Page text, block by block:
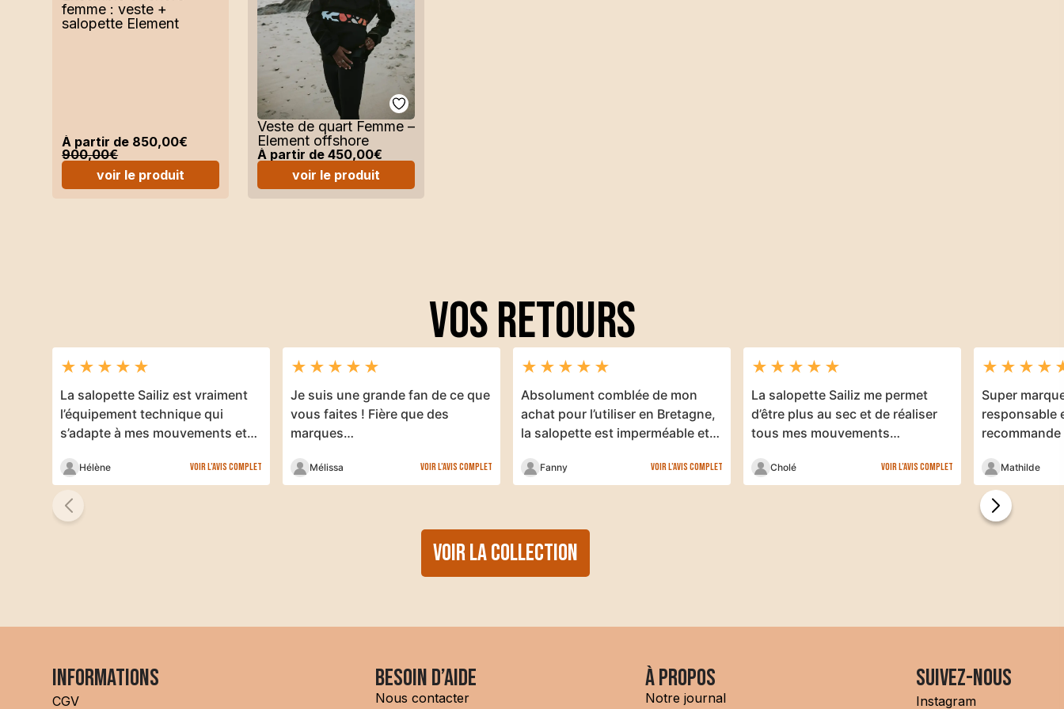
Short
femme : veste +
salopette Element
À partir de 850,00€
900,00€
voir le produit
Veste de quart Femme –
Element offshore
À partir de450,00€
voir le produit
VOS retours
★ ★ ★ ★ ★
La salopette Sailiz est vraiment
l’équipement technique qui
s’adapte à mes mouvements et
Hélène Voir l’avis complet
★ ★ ★ ★ ★
Je suis une grande fan de ce que
vous faites ! Fière que des
marques…
Mélissa Voir l’avis complet
★ ★ ★ ★ ★
Absolument comblée de mon
achat pour l’utiliser en Bretagne,
la salopette est imperméable et
Fanny Voir l’avis complet
★ ★ ★ ★ ★
La salopette Sailiz me permet
d’être plus au sec et de réaliser
tous mes mouvements…
Cholé Voir l’avis complet
★ ★ ★ ★
Super
responsable
recommande
Mathilde
VOIR LA COLLECTION
Nouveauté
Informations
CGV
Besoin d’aide
Nous contacter
à propos
Notre journal
Suivez-nous
Instagram